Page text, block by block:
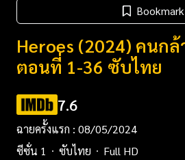
Bookmark
Heroes (2024) คนก
ตอนที่ 1-36 ซับไทย
7.6
ฉายครั้งแรก : 08/05/2024
ซีซั่น 1
ซับไทย
Full HD